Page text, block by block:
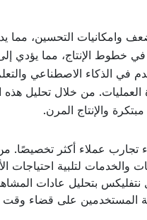
وامكانيات التحسين، مما
خطوط الإنتاج، مما يؤدي
في الذكاء الاصطناعي
من خلال تحليل هذه
والإنتاج المرن.
تجارب عملاء أكثر تخصيصًا.
والخدمات لتلبية احتياجات
نتفليكس بتحليل عادات
المستخدمين على قضاء